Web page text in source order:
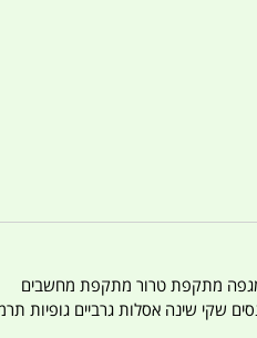
שקי שינה אסלות גרביים